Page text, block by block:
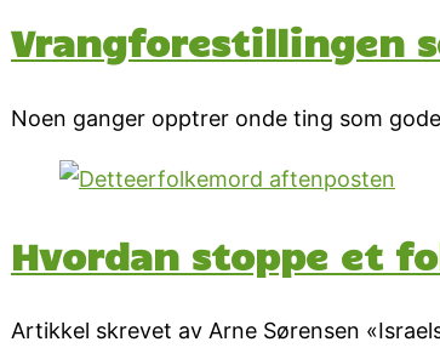
Vrangforestillingen
Noen ganger opptrer onde ting som
Hvordan stoppe et
Artikkel skrevet av Arne Sørensen